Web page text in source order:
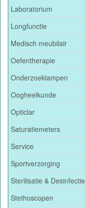
Laboratorium
Longfunctie
Medisch meubilair
Oefentherapie
Onderzoeklampen
Oogheelkunde
Opticlar
Saturatiemeters
Service
Sportverzorging
Sterilisatie & Desinfectie
Stethoscopen